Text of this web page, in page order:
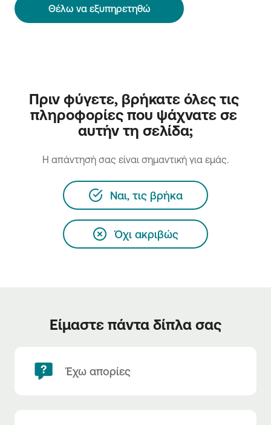
Θέλω να εξυπηρετηθώ
Πριν φύγετε, βρήκατε όλες τις
πληροφορίες που ψάχνατε σε
αυτήν τη σελίδα;
H απάντησή σας είναι σημαντική για εμάς.
Ναι, τις βρήκα
Όχι ακριβώς
Είμαστε πάντα δίπλα σας
Έχω απορίες